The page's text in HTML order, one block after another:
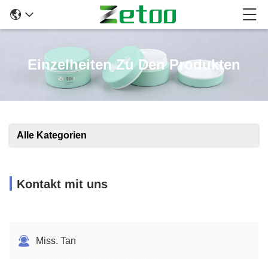
Einzelheiten Zu Den Produkten
Alle Kategorien
Kontakt mit uns
Miss. Tan